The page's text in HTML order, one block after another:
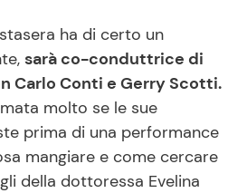
stasera ha di certo un
sarà co-conduttrice di
Carlo Conti e Gerry Scotti.
molto se le sue
prima di una performance
mangiare e come cercare
della dottoressa Evelina